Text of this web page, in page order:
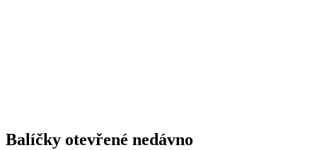
Balíčky otevřené nedávno